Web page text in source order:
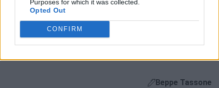
Purposes for which it was collected.
Opted Out
CONFIRM
Beppe Tassone